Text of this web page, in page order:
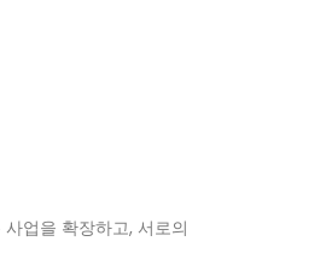
업을 확장하고, 서로의